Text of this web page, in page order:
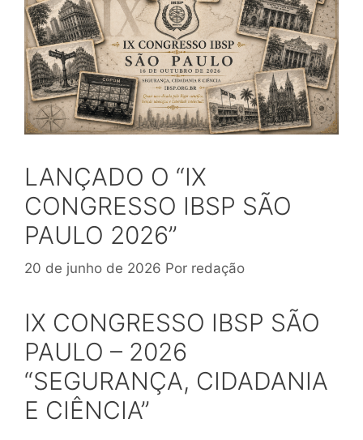
LANÇADO O “IX
CONGRESSO IBSP SÃO
PAULO 2026”
20 de junho de 2026 Por redação
IX CONGRESSO IBSP SÃO
PAULO – 2026
“SEGURANÇA, CIDADANIA
E CIÊNCIA”